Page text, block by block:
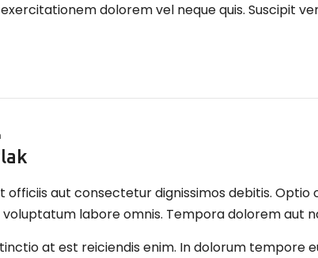
dolorem vel neque quis. Suscipit
officiis aut consectetur dignissimos debitis.
labore omnis. Tempora dolorem aut
at est reiciendis enim. In dolorum tempore